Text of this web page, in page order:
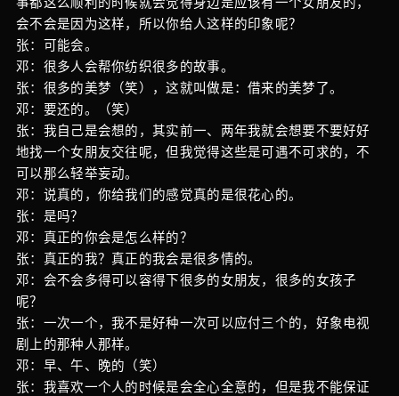
会不会是因为这样，所以你给人这样的印象呢？
张：可能会。
邓：很多人会帮你纺织很多的故事。
张：很多的美梦（笑），这就叫做是：借来的美梦了。
邓：要还的。（笑）
张：我自己是会想的，其实前一、两年我就会想要不要好好
地找一个女朋友交往呢，但我觉得这些是可遇不可求的，不
可以那么轻举妄动。
邓：说真的，你给我们的感觉真的是很花心的。
张：是吗？
邓：真正的你会是怎么样的？
张：真正的我？真正的我会是很多情的。
邓：会不会多得可以容得下很多的女朋友，很多的女孩子
呢？
张：一次一个，我不是好种一次可以应付三个的，好象电视
剧上的那种人那样。
邓：早、午、晚的（笑）
张：我喜欢一个人的时候是会全心全意的，但是我不能保证